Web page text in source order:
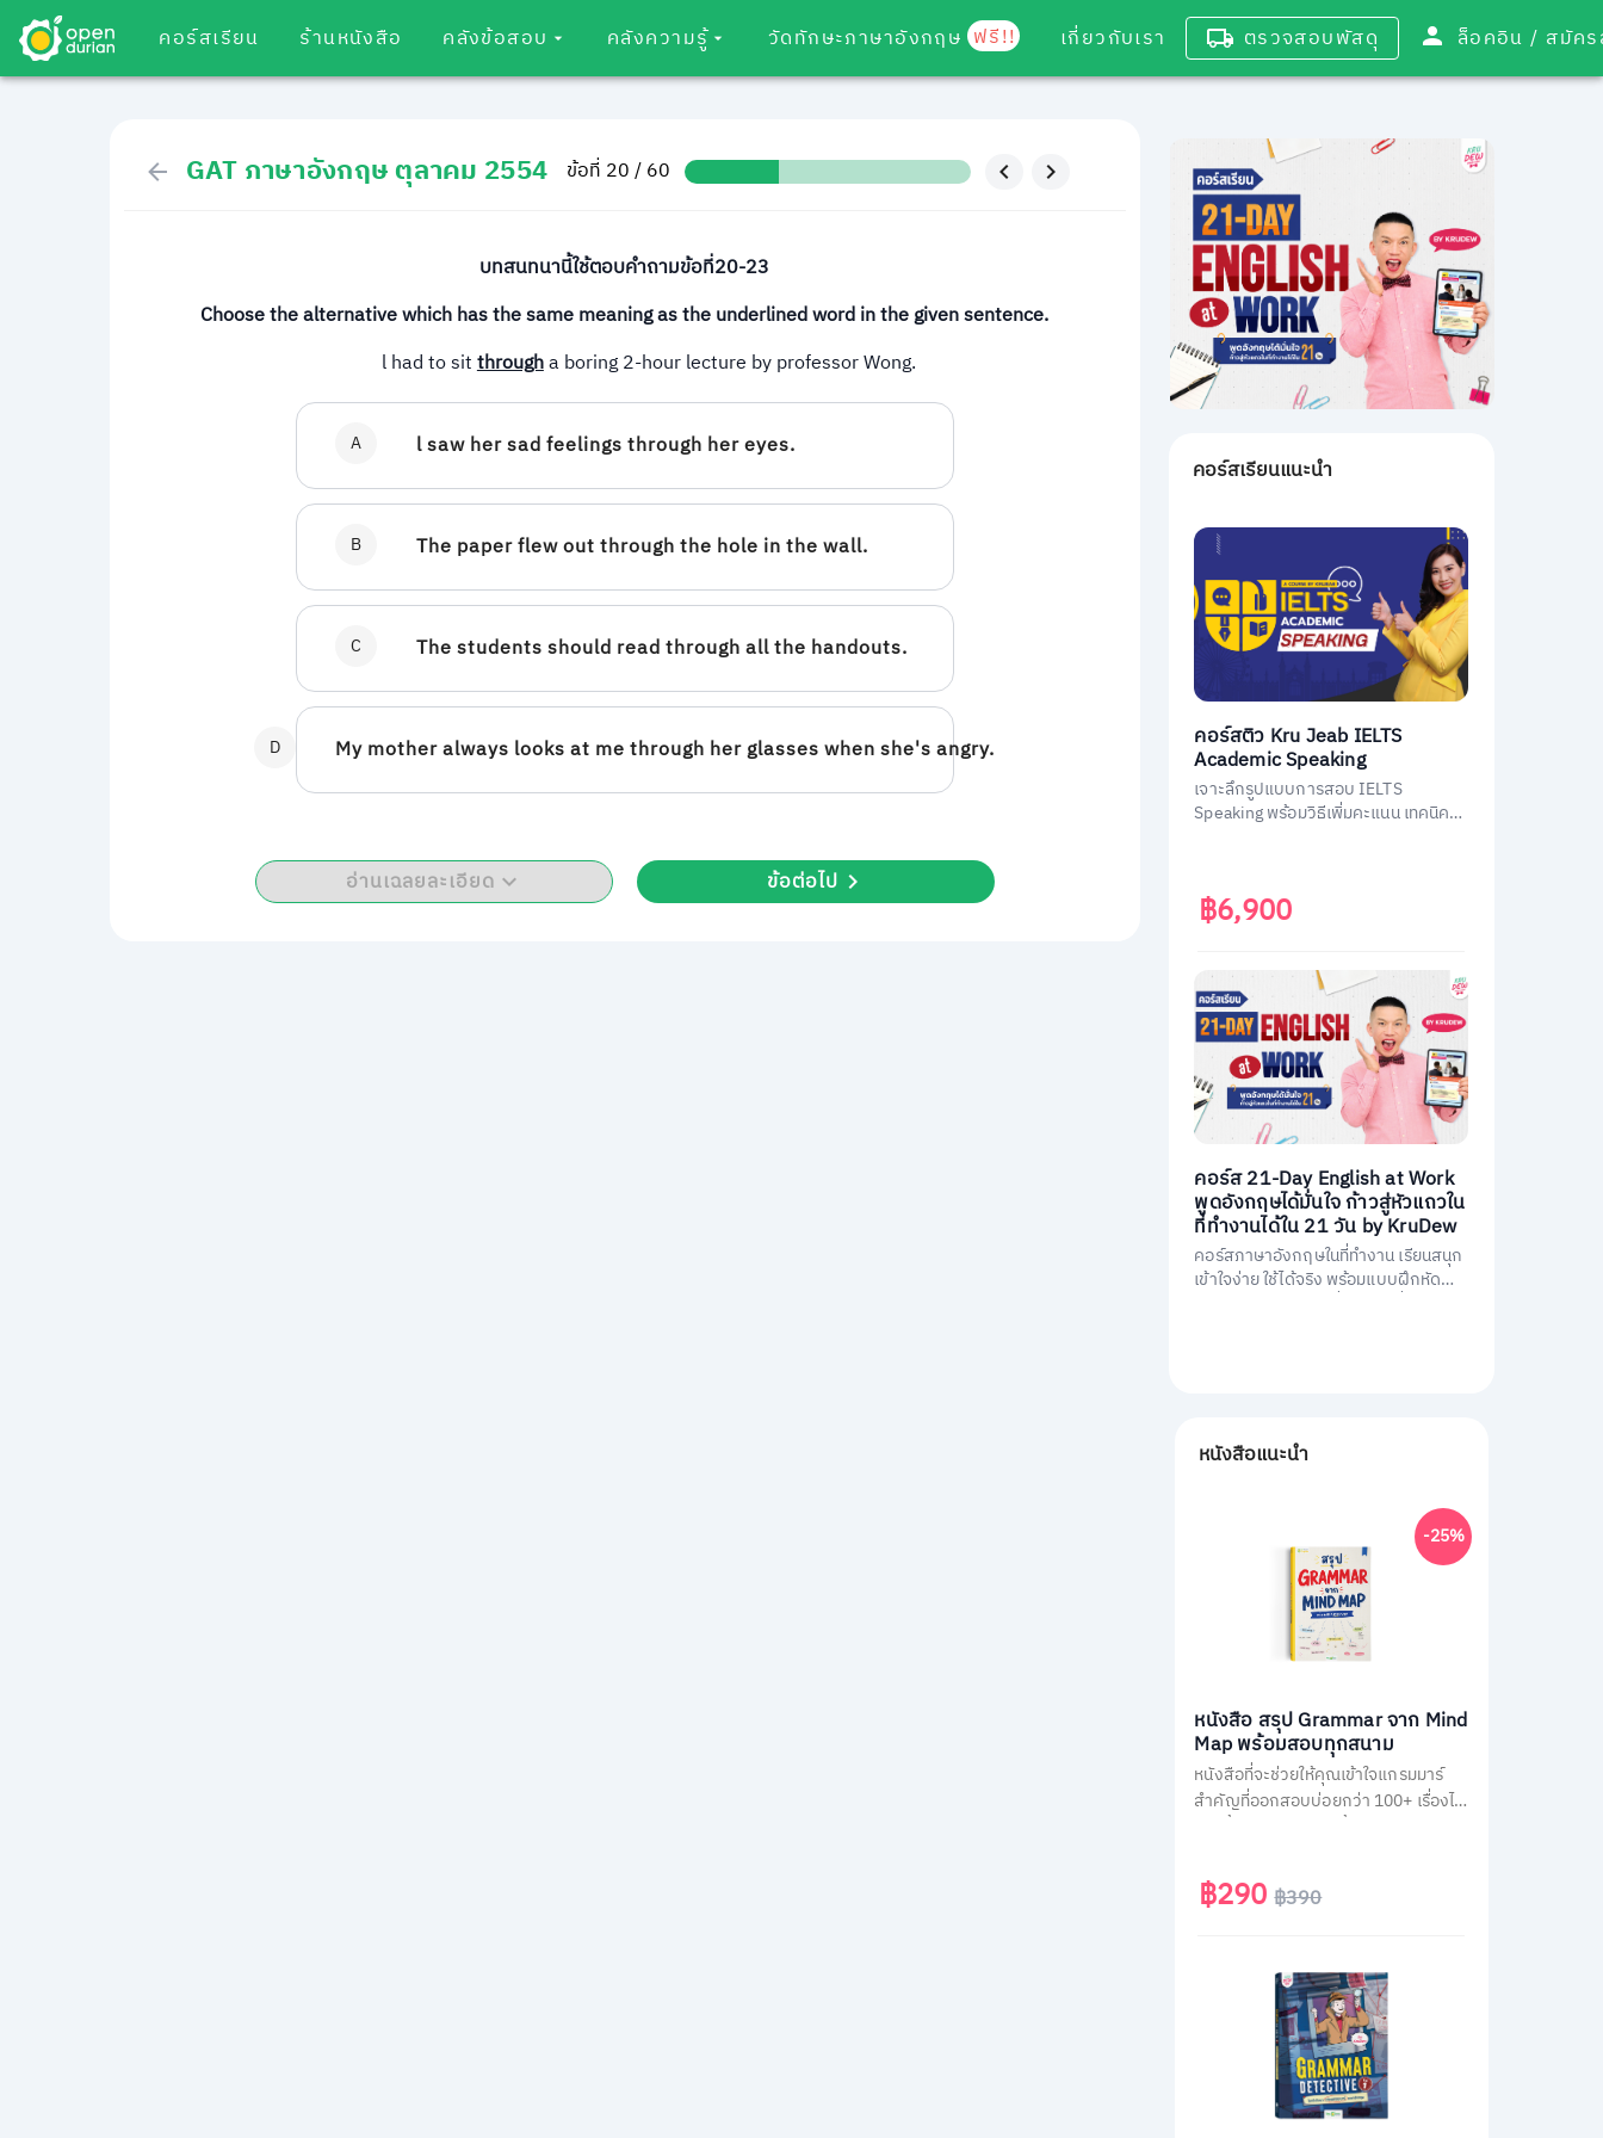
คอร์สเรียน ร้านหนังสือ คลังข้อสอบ คลังความรู้ วัดทักษะภาษาอังกฤษ ฟรี!! เกี่ยวกับเรา ตรวจสอบพัสดุ ล็อคอิน /
GAT ภาษาอังกฤษ ตุลาคม 2554 ข้อที่ 20 / 60
บทสนทนานี้ใช้ตอบคำถามข้อที่20-23
Choose the alternative which has the same meaning as the underlined word in the given sentence.
l had to sitthrougha boring 2-hour lecture by professor Wong.
A l saw her sad feelings through her eyes.
B The paper flew out through the hole in the wall.
C The students should read through all the handouts.
D My mother always looks at me through her glasses when she's angry.
อ่านเฉลยละเอียด ข้อต่อไป
คอร์สเรียนแนะนำ
คอร์สติว Kru Jeab IELTS
Academic Speaking
เจาะลึกรูปแบบการสอบ IELTS
Speaking พร้อมวิธีเพิ่มคะแนน เทคนิค
฿6,900
คอร์ส 21-Day English at Work
พูดอังกฤษได้มั่นใจ ก้าวสู่หัวแถวใน
ที่ทำงานได้ใน 21 วัน by KruDew
คอร์สภาษาอังกฤษในที่ทำงาน เรียนสนุก
เข้าใจง่าย ใช้ได้จริง พร้อมแบบฝึกหัดนำ
หนังสือแนะนำ
หนังสือ สรุป Grammar จาก Mind
Map พร้อมสอบทุกสนาม
หนังสือที่จะช่วยให้คุณเข้าใจแกรมมาร์
สำคัญที่ออกสอบบ่อยกว่า 100+ เรื่องได้
ที่มาพร้อมกับการคัดกรองเนื้อหาแยก
ตามสนามสอบ และแบบฝึกหัดทบทวน
-25%
฿290฿390